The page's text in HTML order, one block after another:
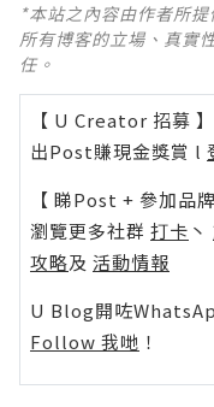
*本站之內容由作者所
所有博客的立場、真實
任。
【 U Creator 招募 】
出Post賺現金獎賞 l
【 睇Post + 參加品牌
瀏覽更多社群 打卡 丶
攻略及 活動情報
U Blog開咗
Follow 我哋 ！